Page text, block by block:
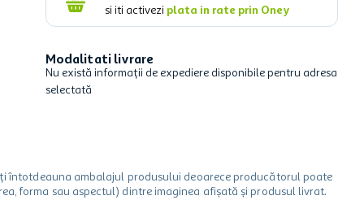
si iti activezi plata in rate prin Oney
Modalitati livrare
Nu există informații de expediere disponibile pentru adresa
selectată
întotdeauna ambalajul produsului deoarece producătorul poate
forma sau aspectul) dintre imaginea afișată și produsul livrat.